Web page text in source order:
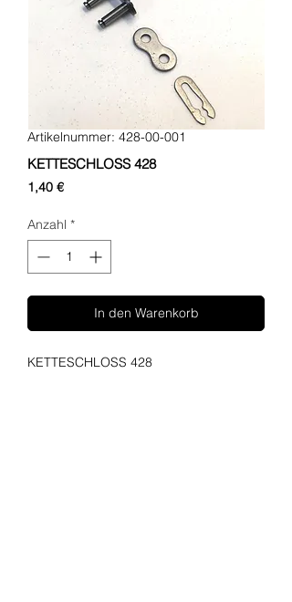
Artikelnummer: 428-00-001
KETTESCHLOSS 428
1,40 €Preis
Anzahl *
In den Warenkorb
KETTESCHLOSS 428